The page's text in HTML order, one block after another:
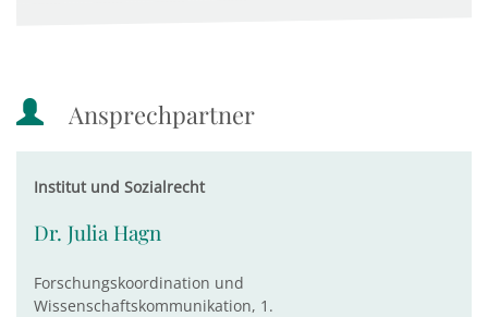
Ansprechpartner
Institut und Sozialrecht
Dr. Julia Hagn
Forschungskoordination und
Wissenschaftskommunikation, 1.